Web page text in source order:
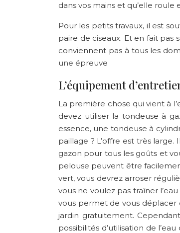
dans vos mains et qu’elle
Pour les petits travaux, il est
paire de ciseaux. Et en fait pas
conviennent pas à tous les
une épreuve
L’équipement
La première chose qui vient à
devez utiliser la tondeuse à
essence, une tondeuse à
paillage ? L’offre est très
gazon pour tous les goûts et
pelouse peuvent être
vert, vous devrez arroser
vous ne voulez pas traîner
vous permet de vous déplacer
jardin gratuitement.
possibilités d’utilisation de